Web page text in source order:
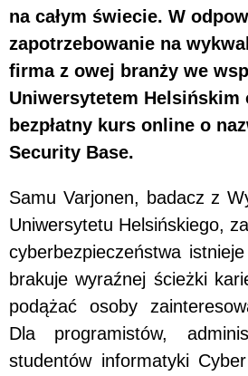
na całym świecie. W
zapotrzebowanie na
firma z owej branży we
Uniwersytetem Helsińskim
bezpłatny kurs online o
Security Base.
Samu Varjonen, badacz z
Uniwersytetu Helsińskiego,
cyberbezpieczeństwa
brakuje wyraźnej ścieżki
podążać osoby
Dla programistów,
studentów informatyki